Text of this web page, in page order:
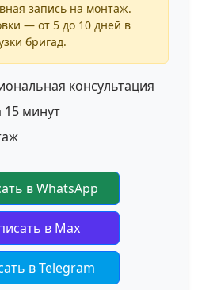
запись на монтаж.
— от 5 до 10 дней в
бригад.
консультация
минут
в WhatsApp
в Max
в Telegram